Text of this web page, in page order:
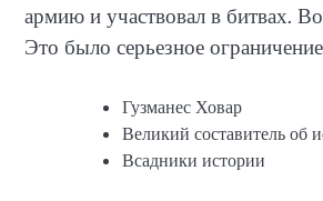
армию и участвовал в битвах.
Это было серьезное
Гузманес Ховар
Великий составитель об
Всадники истории